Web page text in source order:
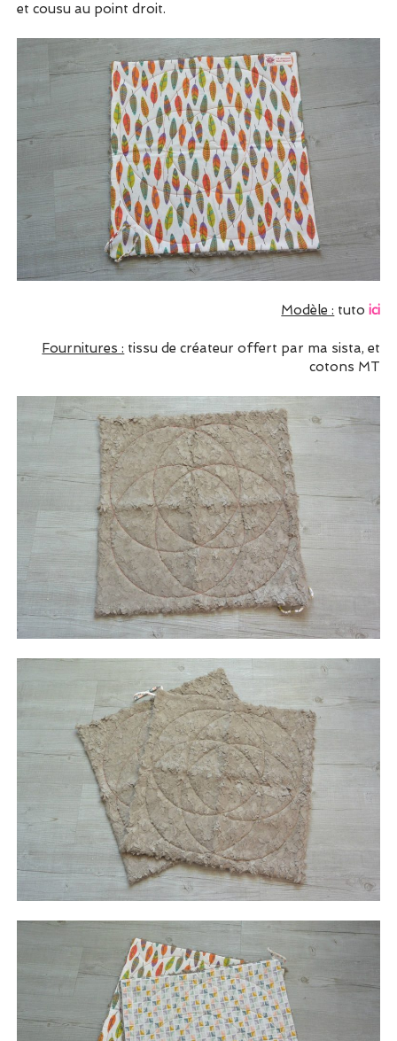
et cousu au point droit.
Modèle : tutoici
Fournitures : tissu de créateur offert par ma sista, et
cotons MT